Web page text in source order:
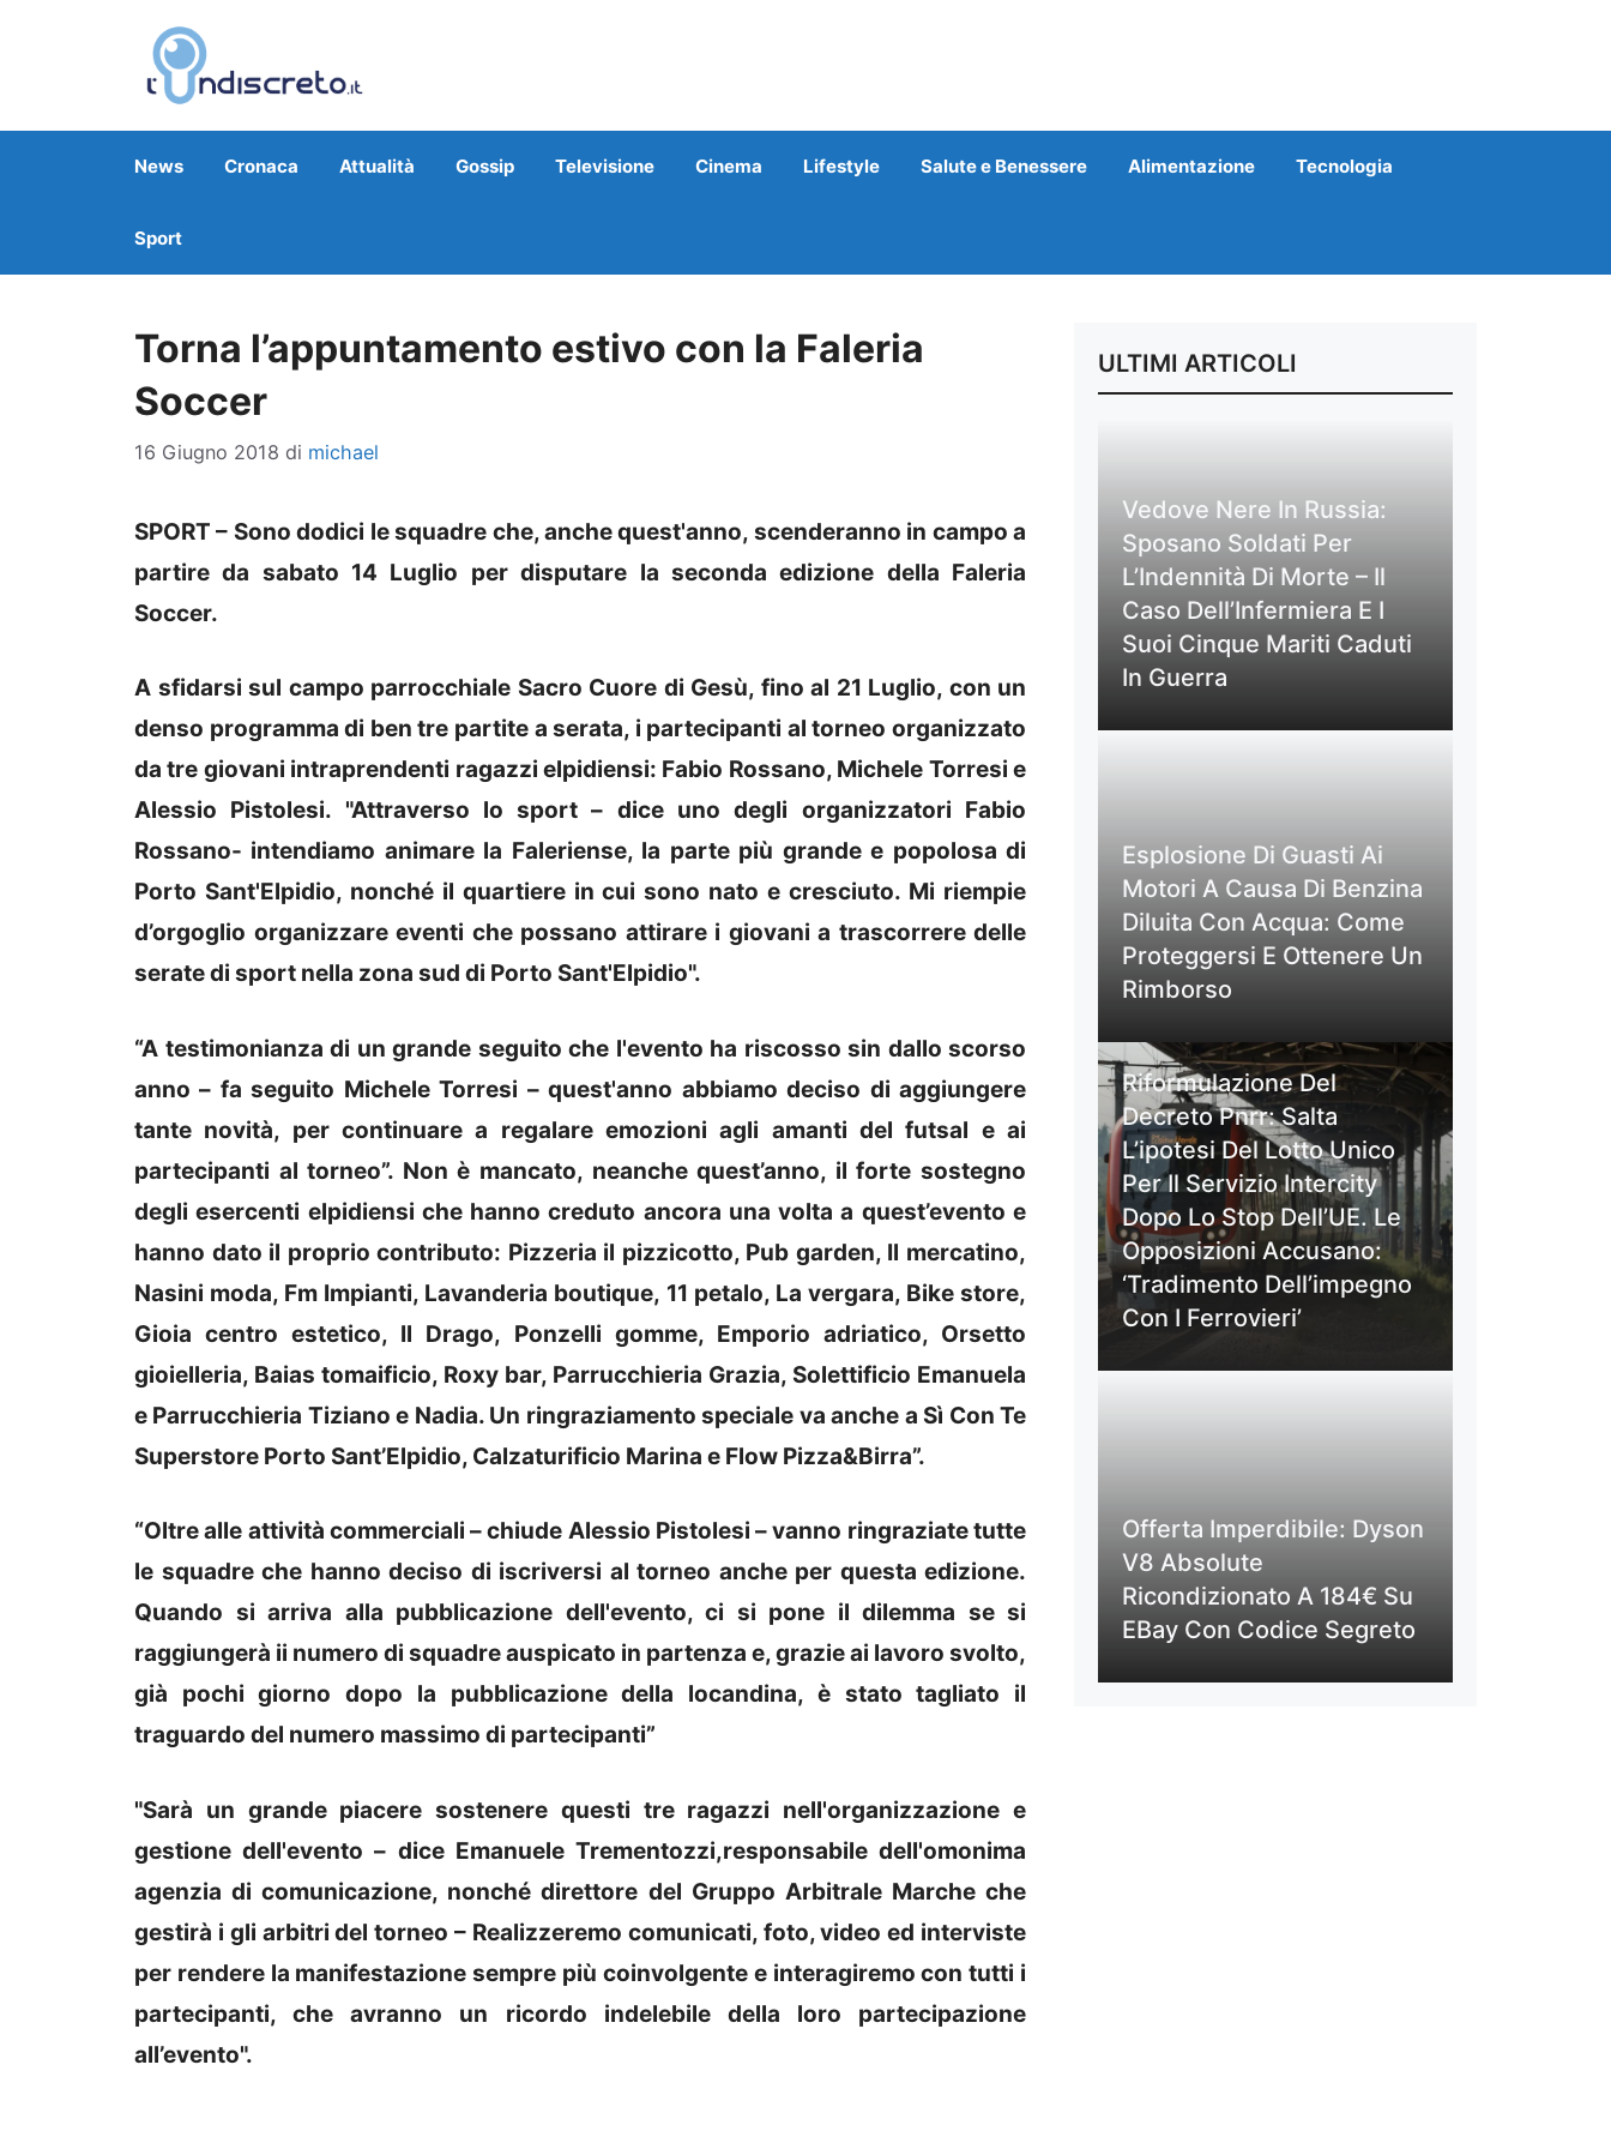
News Cronaca Attualità Gossip Televisione Cinema Lifestyle Salute e Benessere Alimentazione Tecnologia
Sport
Torna l’appuntamento estivo con la Faleria
Soccer
16 Giugno 2018 di michael
SPORT – Sono dodici le squadre che, anche quest'anno, scenderanno in campo a
partire da sabato 14 Luglio per disputare la seconda edizione della Faleria
Soccer.
A sfidarsi sul campo parrocchiale Sacro Cuore di Gesù, fino al 21 Luglio, con un
denso programma di ben tre partite a serata, i partecipanti al torneo organizzato
da tre giovani intraprendenti ragazzi elpidiensi: Fabio Rossano, Michele Torresi e
Alessio Pistolesi. "Attraverso lo sport – dice uno degli organizzatori Fabio
Rossano- intendiamo animare la Faleriense, la parte più grande e popolosa di
Porto Sant'Elpidio, nonché il quartiere in cui sono nato e cresciuto. Mi riempie
d’orgoglio organizzare eventi che possano attirare i giovani a trascorrere delle
serate di sport nella zona sud di Porto Sant'Elpidio".
“A testimonianza di un grande seguito che l'evento ha riscosso sin dallo scorso
anno – fa seguito Michele Torresi – quest'anno abbiamo deciso di aggiungere
tante novità, per continuare a regalare emozioni agli amanti del futsal e ai
partecipanti al torneo”. Non è mancato, neanche quest’anno, il forte sostegno
degli esercenti elpidiensi che hanno creduto ancora una volta a quest’evento e
hanno dato il proprio contributo: Pizzeria il pizzicotto, Pub garden, Il mercatino,
Nasini moda, Fm Impianti, Lavanderia boutique, 11 petalo, La vergara, Bike store,
Gioia centro estetico, Il Drago, Ponzelli gomme, Emporio adriatico, Orsetto
gioielleria, Baias tomaificio, Roxy bar, Parrucchieria Grazia, Solettificio Emanuela
e Parrucchieria Tiziano e Nadia. Un ringraziamento speciale va anche a Sì Con Te
Superstore Porto Sant’Elpidio, Calzaturificio Marina e Flow Pizza&Birra”.
“Oltre alle attività commerciali – chiude Alessio Pistolesi – vanno ringraziate tutte
le squadre che hanno deciso di iscriversi al torneo anche per questa edizione.
Quando si arriva alla pubblicazione dell'evento, ci si pone il dilemma se si
raggiungerà ii numero di squadre auspicato in partenza e, grazie ai lavoro svolto,
già pochi giorno dopo la pubblicazione della locandina, è stato tagliato il
traguardo del numero massimo di partecipanti”
"Sarà un grande piacere sostenere questi tre ragazzi nell'organizzazione e
gestione dell'evento – dice Emanuele Trementozzi,responsabile dell'omonima
agenzia di comunicazione, nonché direttore del Gruppo Arbitrale Marche che
gestirà i gli arbitri del torneo – Realizzeremo comunicati, foto, video ed interviste
per rendere la manifestazione sempre più coinvolgente e interagiremo con tutti i
partecipanti, che avranno un ricordo indelebile della loro partecipazione
all’evento".
ULTIMI ARTICOLI
Vedove Nere In Russia:
Sposano Soldati Per
L’Indennità Di Morte – Il
Caso Dell’Infermiera E I
Suoi Cinque Mariti Caduti
In Guerra
Esplosione Di Guasti Ai
Motori A Causa Di Benzina
Diluita Con Acqua: Come
Proteggersi E Ottenere Un
Rimborso
Riformulazione Del
Decreto Pnrr: Salta
L’ipotesi Del Lotto Unico
Per Il Servizio Intercity
Dopo Lo Stop Dell’UE. Le
Opposizioni Accusano:
‘Tradimento Dell’impegno
Con I Ferrovieri’
Offerta Imperdibile: Dyson
V8 Absolute
Ricondizionato A 184€ Su
EBay Con Codice Segreto